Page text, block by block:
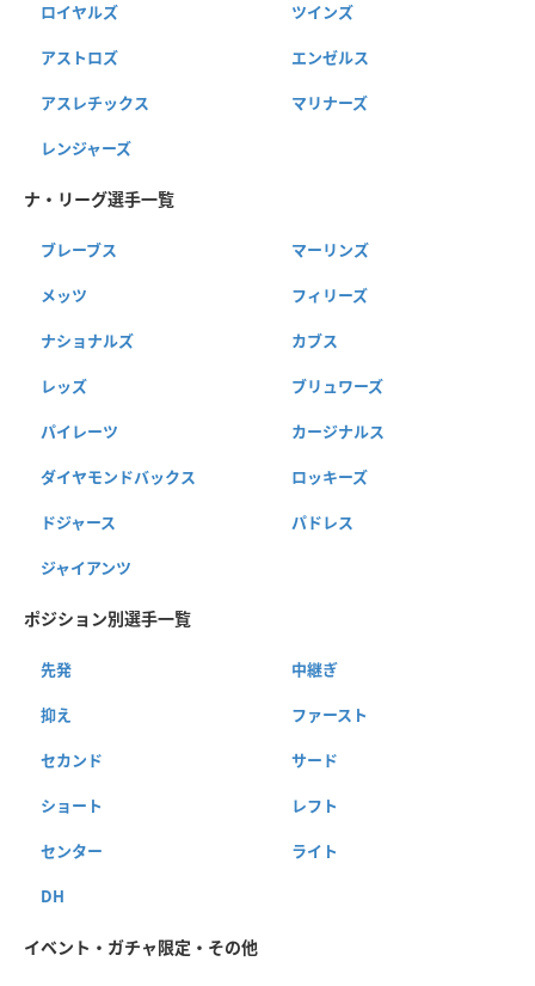
ロイヤルズ ツインズ
アストロズ エンゼルス
アスレチックス マリナーズ
レンジャーズ
ナ・リーグ選手一覧
ブレーブス マーリンズ
メッツ フィリーズ
ナショナルズ カブス
レッズ ブリュワーズ
パイレーツ カージナルス
ダイヤモンドバックス ロッキーズ
ドジャース パドレス
ジャイアンツ
ポジション別選手一覧
先発 中継ぎ
抑え ファースト
セカンド サード
ショート レフト
センター ライト
DH
イベント・ガチャ限定・その他